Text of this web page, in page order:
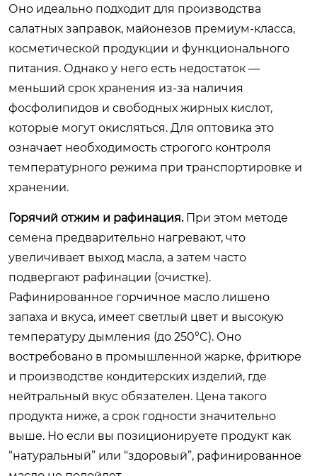
Оно идеально подходит для производства
салатных заправок, майонезов премиум-класса,
косметической продукции и функционального
питания. Однако у него есть недостаток —
меньший срок хранения из-за наличия
фосфолипидов и свободных жирных кислот,
которые могут окисляться. Для оптовика это
означает необходимость строгого контроля
температурного режима при транспортировке и
хранении.
Горячий отжим и рафинация.При этом методе
семена предварительно нагревают, что
увеличивает выход масла, а затем часто
подвергают рафинации (очистке).
Рафинированное горчичное масло лишено
запаха и вкуса, имеет светлый цвет и высокую
температуру дымления (до 250°C). Оно
востребовано в промышленной жарке, фритюре
и производстве кондитерских изделий, где
нейтральный вкус обязателен. Цена такого
продукта ниже, а срок годности значительно
выше. Но если вы позиционируете продукт как
“натуральный” или “здоровый”, рафинированное